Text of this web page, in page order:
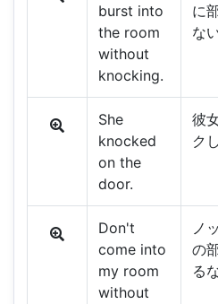
burst into
the room
without
knocking.
に
な
She
knocked
on the
door.
彼
ク
Don't
come into
my room
without
ノ
の
る